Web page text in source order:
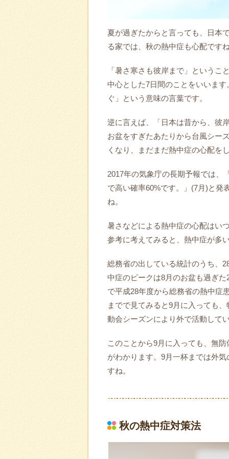
夏が過ぎたからと言っても、日本
る家では、秋の熱中症も心配です
「暑さ寒さも彼岸まで」という
中心とした7日間のことをいいま
ぐ」という意味の言葉です。
逆に言えば、「日本は昔から、彼
お盆をすぎたあたりから台風シー
くなり、まだまだ熱中症の心配を
2017年の気象庁の長期予報では、
で高い確率60%です。」(7月)と発
ね。
暑さなどによる熱中症の心配はい
参考に考えてみると、熱中症が多
総務省の出している統計のうち、
中症のピークは8月のお盆も過ぎ
で平成28年度から総務省の熱中症
までで見てみると9月に入っても
動会シーズンにより外で活動して
このことから9月に入っても、無
がわかります。9月一杯までは外
すね。
秋の熱中症対策法